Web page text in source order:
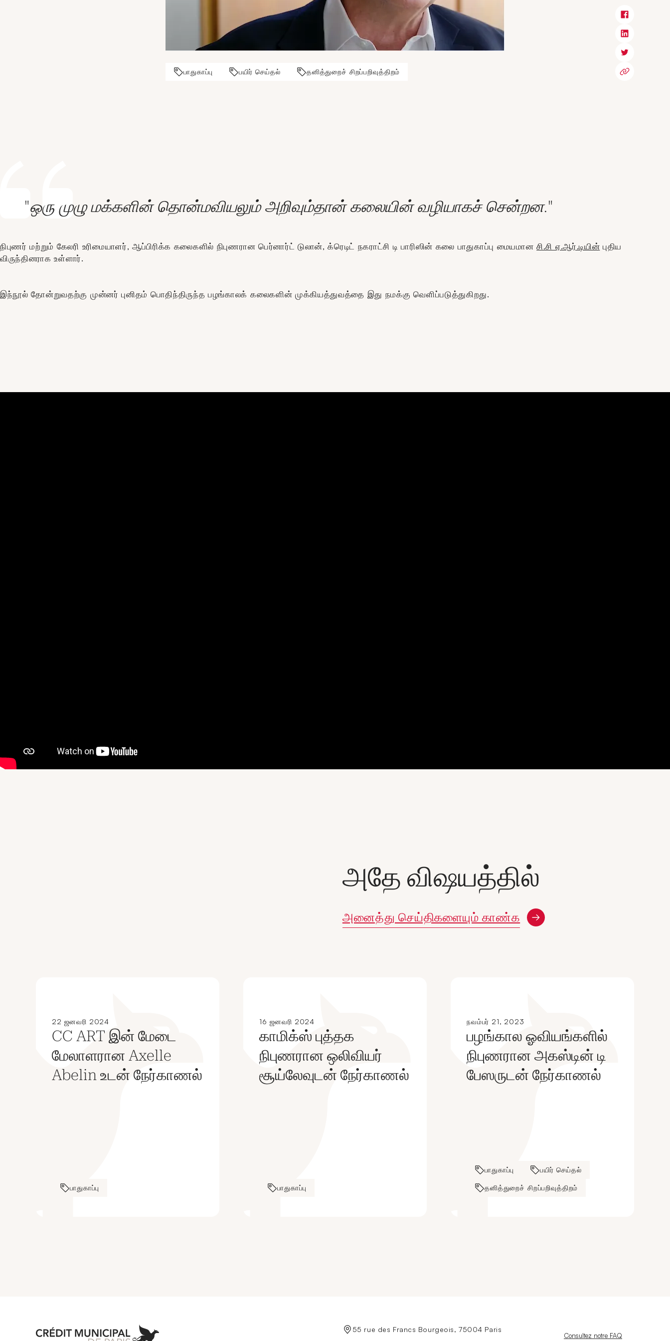
பாதுகாப்பு பயிர் செய்தல் தனித்துறைச் சிறப்பறிவுத்திறம்
"ஒரு முழு மக்களின் தொன்மவியலும் அறிவும்தான் கலையின் வழியாகச் சென்றன."
நிபுணர் மற்றும் கேலரி உரிமையாளர், ஆப்பிரிக்க கலைகளில் நிபுணரான பெர்னார்ட் டுலான், க்ரெடிட் நகராட்சி டி பாரிஸின் கலை பாதுகாப்பு மையமானசி.சி ஏ.ஆர்.டியின் புதிய
விருந்தினராக உள்ளார்.
இந்நூல் தோன்றுவதற்கு முன்னர் புனிதம் பொதிந்திருந்த பழங்காலக் கலைகளின் முக்கியத்துவத்தை இது நமக்கு வெளிப்படுத்துகிறது.
அதே விஷயத்தில்
அனைத்து செய்திகளையும் காண்க
22 ஜனவரி 2024
CC ART இன் மேடை
மேலாளரான Axelle
Abelin உடன் நேர்காணல்
பாதுகாப்பு
16 ஜனவரி 2024
காமிக்ஸ் புத்தக
நிபுணரான ஒலிவியர்
சூய்லேவுடன் நேர்காணல்
பாதுகாப்பு
நவம்பர் 21, 2023
பழங்கால ஓவியங்களில்
நிபுணரான அகஸ்டின் டி
பேஸருடன் நேர்காணல்
பாதுகாப்பு பயிர் செய்தல்
தனித்துறைச் சிறப்பறிவுத்திறம்
Aller à l'accueil de Crédit Municipal de Paris 55 rue des Francs Bourgeois, 75004 Paris
Nouvelle fenêtre
Consultez notre FAQ